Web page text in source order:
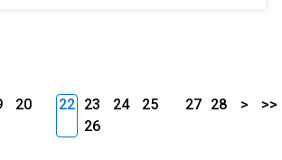
20
22 23 24
25
26
27 28 > >>